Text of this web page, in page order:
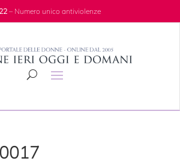
– Numero unico antiviolenze